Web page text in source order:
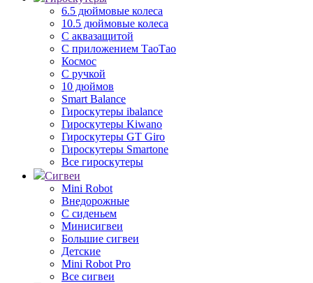
6.5 дюймовые колеса
10.5 дюймовые колеса
С аквазащитой
С приложением ТаоТао
Космос
С ручкой
10 дюймов
Smart Balance
Гироскутеры ibalance
Гироскутеры Kiwano
Гироскутеры GT Giro
Гироскутеры Smartone
Все гироскутеры
Сигвеи
Mini Robot
Внедорожные
С сиденьем
Минисигвеи
Большие сигвеи
Детские
Mini Robot Pro
Все сигвеи